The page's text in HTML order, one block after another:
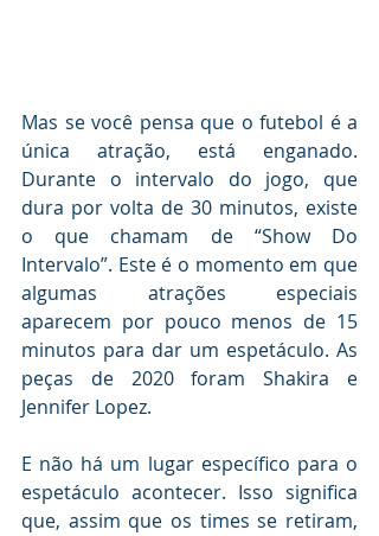
Mas se você pensa que o futebol é a
única atração, está enganado.
Durante o intervalo do jogo, que
dura por volta de 30 minutos, existe
o que chamam de “Show Do
Intervalo”. Este é o momento em que
algumas atrações especiais
aparecem por pouco menos de 15
minutos para dar um espetáculo. As
peças de 2020 foram Shakira e
Jennifer Lopez.
E não há um lugar específico para o
espetáculo acontecer. Isso significa
que, assim que os times se retiram,